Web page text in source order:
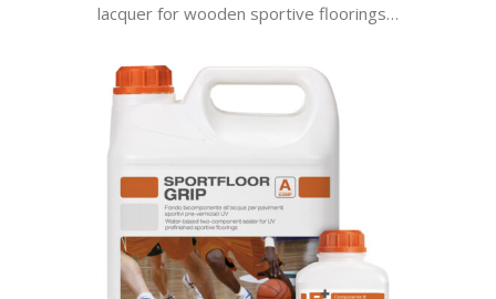
lacquer for wooden sportive floorings…